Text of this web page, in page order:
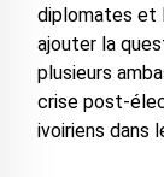
diplomates et
ajouter la
plusieurs
crise post-
ivoiriens dans